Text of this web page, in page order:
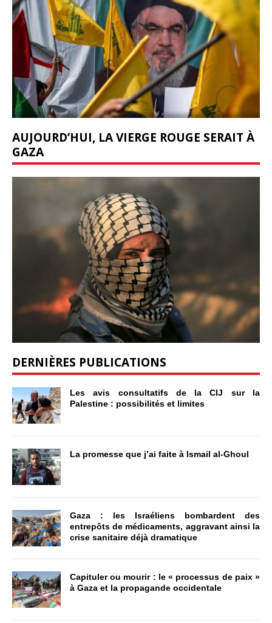
AUJOURD’HUI, LA VIERGE ROUGE SERAIT À
GAZA
DERNIÈRES PUBLICATIONS
Les avis consultatifs de la CIJ sur la
Palestine : possibilités et limites
La promesse que j’ai faite à Ismail al-Ghoul
Gaza : les Israéliens bombardent des
entrepôts de médicaments, aggravant ainsi la
crise sanitaire déjà dramatique
Capituler ou mourir : le « processus de paix »
à Gaza et la propagande occidentale